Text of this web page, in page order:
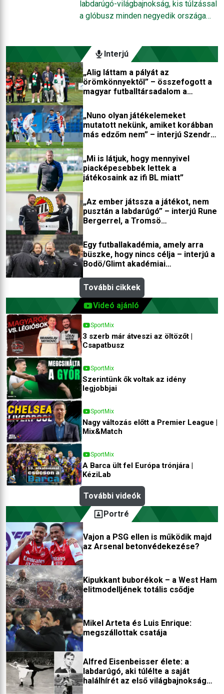
Mexikóval közösen ad otthon a sportág
Egyesült Államokban játszaná a
csoportmérkőzéseit. A FIFA elnöke
szerint Iránnak mindenképpen ott kell
lennie a vébén, és Donald Trumpnak
sincs ellene semmi kifogása –
Teheránban viszont nem feltétlenül
gondolják így.
labdarúgó-világbajnokság, kis túlzással
a glóbusz minden negyedik országa
A közösségi média egyre fokozódó
térnyerésével a vb körüli felhajtás is
egyre nagyobb lesz, ez nem kérdés, de
vajon a látványcirkusz képes lehet
elfedni a Mundial megkopó patináját?
Interjú
„Alig láttam a pályát az
örömkönnyektől” – összefogott a
magyar futballtársadalom a
kerekesszékbe került játékosért
„Nuno olyan játékelemeket
mutatott nekünk, amiket korábban
más edzőm nem” – interjú Szendrei
Norberttel
„Mi is látjuk, hogy mennyivel
piacképesebbek lettek a
játékosaink az ifi BL miatt”
„Az ember játssza a játékot, nem
pusztán a labdarúgó” – interjú Rune
Bergerrel, a Tromsö
Egy futballakadémia, amely arra
büszke, hogy nincs célja – interjú a
Bodö/Glimt akadémiai
További cikkek
Videó ajánló
SportMix
3 szerb már átveszi az öltözőt |
Csapatbusz
SportMix
Szerintünk ők voltak az idény
legjobbjai
SportMix
Nagy változás előtt a Premier League |
Mix&Match
SportMix
A Barca ült fel Európa trónjára |
KéziLab
További videók
Portré
Vajon a PSG ellen is működik majd
az Arsenal betonvédekezése?
Kipukkant buborékok – a West Ham
elitmodelljének totális csődje
Mikel Arteta és Luis Enrique:
megszállottak csatája
Alfred Eisenbeisser élete: a
labdarúgó, aki túlélte a saját
halálhírét az első világbajnokság